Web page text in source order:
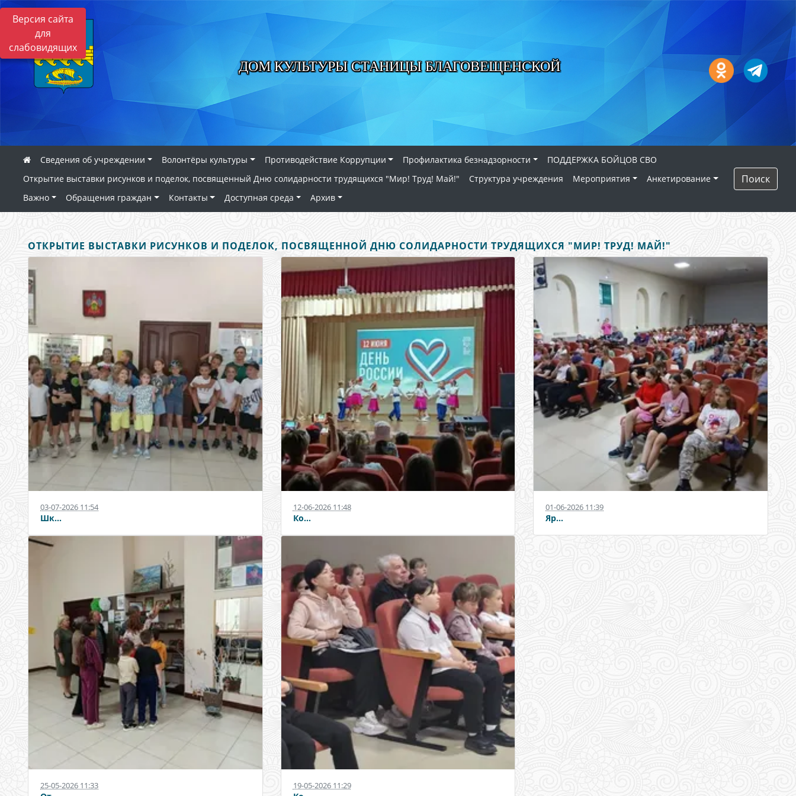
Версия сайта
для
слабовидящих
ДОМ КУЛЬТУРЫ СТАНИЦЫ БЛАГОВЕЩЕНСКОЙ
Сведения об учреждении Волонтёры культуры Противодействие Коррупции Профилактика безнадзорности
ПОДДЕРЖКА БОЙЦОВ СВО
Открытие выставки рисунков и поделок, посвященный Дню солидарности трудящихся "Мир! Труд! Май!"
Структура учреждения Мероприятия
Анкетирование
Важно
Обращения граждан Контакты Доступная среда Архив
Поиск
ОТКРЫТИЕ ВЫСТАВКИ РИСУНКОВ И ПОДЕЛОК, ПОСВЯЩЕННОЙ ДНЮ СОЛИДАРНОСТИ ТРУДЯЩИХСЯ "МИР! ТРУД! МАЙ!"
03-07-2026 11:54
Шк...
12-06-2026 11:48
Ко...
01-06-2026 11:39
Яр...
25-05-2026 11:33 19-05-2026 11:29